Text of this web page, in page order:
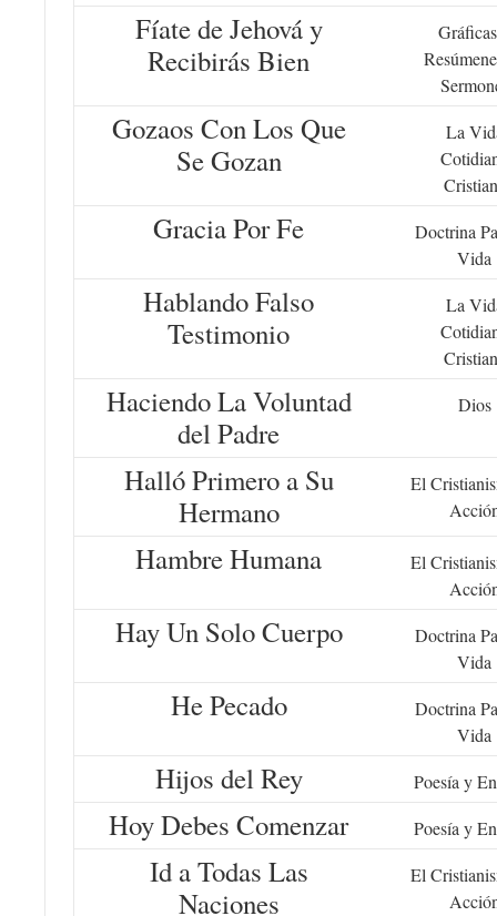
Fíate de Jehová y
Recibirás Bien
Gozaos Con Los Que
Se Gozan
La
Gracia Por Fe
Doctrina
Vida
Hablando Falso
Testimonio
La
Haciendo La Voluntad
del Padre
Dios
Halló Primero a Su
Hermano
El
Hambre Humana
El
Hay Un Solo Cuerpo
Doctrina
Vida
He Pecado
Doctrina
Vida
Hijos del Rey Poesía y
Hoy Debes Comenzar Poesía y
Id a Todas Las
Naciones
El